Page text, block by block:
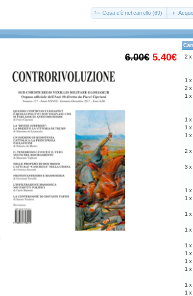
Cosa c'è nel carrello (69)
6.00€ 5.40€
2 x
1 x
2 x
1 x
1 x
1 x
1 x
2 x
3 x
1 x
1 x
1 x
1 x
1 x
1 x
1 x
1 x
1 x
1 x